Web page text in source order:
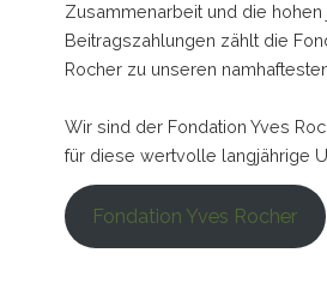
Zusammenarbeit und die hohen
Beitragszahlungen zählt die
Rocher zu unseren
Wir sind der Fondation Yves
für diese wertvolle langjährige
Fondation Yves Rocher